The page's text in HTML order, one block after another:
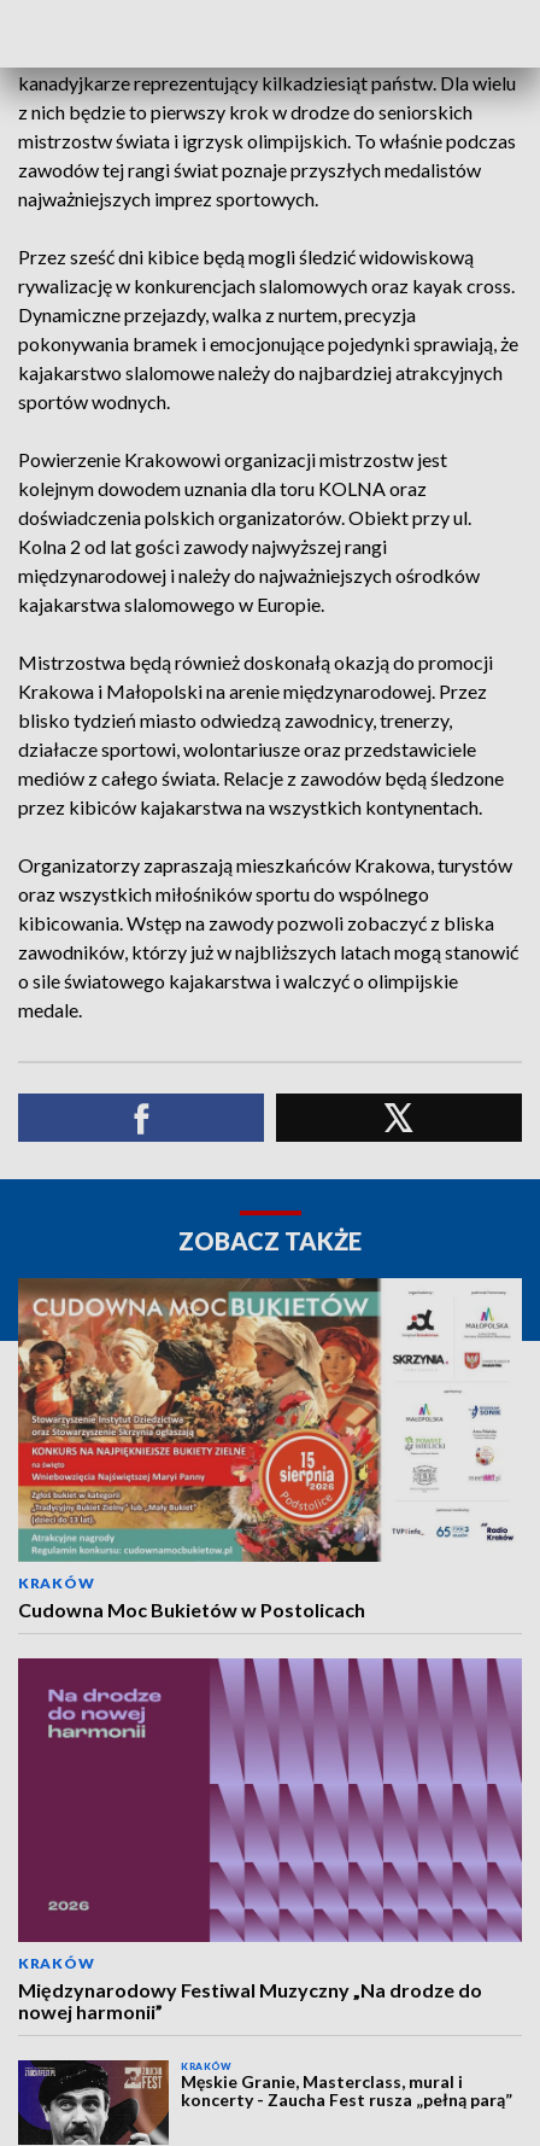
kanadyjkarze reprezentujący kilkadziesiąt państw. Dla wielu
z nich będzie to pierwszy krok w drodze do seniorskich
mistrzostw świata i igrzysk olimpijskich. To właśnie podczas
zawodów tej rangi świat poznaje przyszłych medalistów
najważniejszych imprez sportowych.
Przez sześć dni kibice będą mogli śledzić widowiskową
rywalizację w konkurencjach slalomowych oraz kayak cross.
Dynamiczne przejazdy, walka z nurtem, precyzja
pokonywania bramek i emocjonujące pojedynki sprawiają, że
kajakarstwo slalomowe należy do najbardziej atrakcyjnych
sportów wodnych.
Powierzenie Krakowowi organizacji mistrzostw jest
kolejnym dowodem uznania dla toru KOLNA oraz
doświadczenia polskich organizatorów. Obiekt przy ul.
Kolna 2 od lat gości zawody najwyższej rangi
międzynarodowej i należy do najważniejszych ośrodków
kajakarstwa slalomowego w Europie.
Mistrzostwa będą również doskonałą okazją do promocji
Krakowa i Małopolski na arenie międzynarodowej. Przez
blisko tydzień miasto odwiedzą zawodnicy, trenerzy,
działacze sportowi, wolontariusze oraz przedstawiciele
mediów z całego świata. Relacje z zawodów będą śledzone
przez kibiców kajakarstwa na wszystkich kontynentach.
Organizatorzy zapraszają mieszkańców Krakowa, turystów
oraz wszystkich miłośników sportu do wspólnego
kibicowania. Wstęp na zawody pozwoli zobaczyć z bliska
zawodników, którzy już w najbliższych latach mogą stanowić
o sile światowego kajakarstwa i walczyć o olimpijskie
medale.
ZOBACZ TAKŻE
KRAKÓW
Cudowna Moc Bukietów w Postolicach
KRAKÓW
Międzynarodowy Festiwal Muzyczny „Na drodze do
nowej harmonii”
KRAKÓW
Męskie Granie, Masterclass, mural i
koncerty - Zaucha Fest rusza „pełną parą”